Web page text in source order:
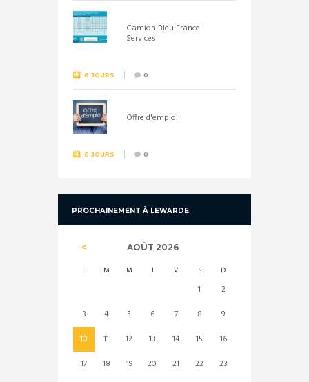
Camion Bleu France
Services
6 JOURS 0
Offre d'emploi
6 JOURS 0
PROCHAINEMENT À LEWARDE
AOÛT 2026
L M M J V S D
1
2
3
4 5 6 7 8
9
10
11 12 13 14 15
16
17
18 19 20 21 22 23